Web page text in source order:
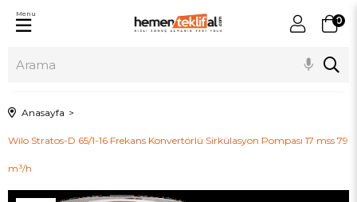
0
Menu
Anasayfa
Wilo Stratos-D 65/1-16 Frekans Konvertörlü Sirkülasyon Pompası 17 mss 79
m³/h